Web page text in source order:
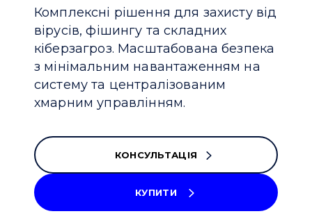
Комплексні рішення для захисту від
вірусів, фішингу та складних
кіберзагроз. Масштабована безпека
з мінімальним навантаженням на
систему та централізованим
хмарним управлінням.
КОНСУЛЬТАЦІЯ
КУПИТИ